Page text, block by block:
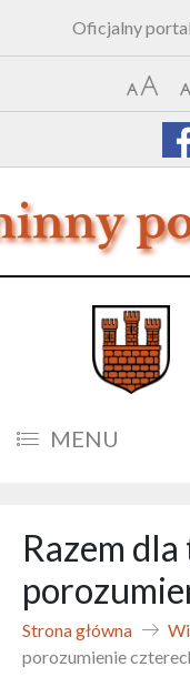
Oficjalny
MENU
Razem
Strona główna
porozumienie